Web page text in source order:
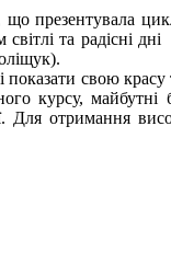
презентувала
та радісні
свою красу
курсу, майбутні
Для отримання